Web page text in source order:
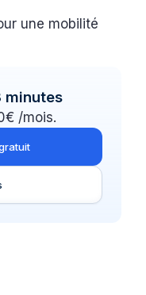
une mobilité
minutes
/mois.